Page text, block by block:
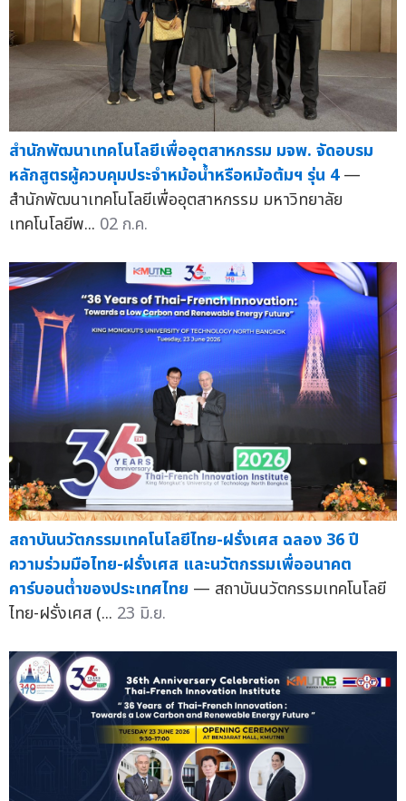
สำนักพัฒนาเทคโนโลยีเพื่ออุตสาหกรรม มจพ. จัดอบรม
หลักสูตรผู้ควบคุมประจำหม้อน้ำหรือหม้อต้มฯ รุ่น 4 —
สำนักพัฒนาเทคโนโลยีเพื่ออุตสาหกรรม มหาวิทยาลัย
เทคโนโลยีพ... 02 ก.ค.
สถาบันนวัตกรรมเทคโนโลยีไทย-ฝรั่งเศส ฉลอง 36 ปี
ความร่วมมือไทย-ฝรั่งเศส และนวัตกรรมเพื่ออนาคต
คาร์บอนต่ำของประเทศไทย — สถาบันนวัตกรรมเทคโนโลยี
ไทย-ฝรั่งเศส (... 23 มิ.ย.